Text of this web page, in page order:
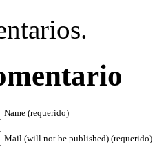
Name (requerido)
Mail (will not be published) (requerido)